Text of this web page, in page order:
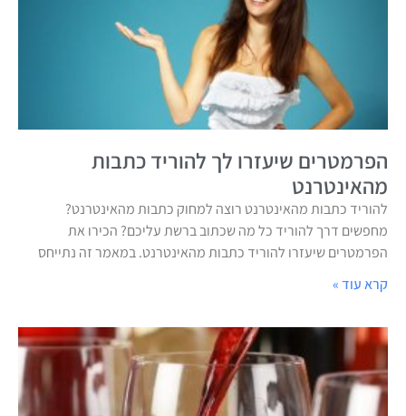
הפרמטרים שיעזרו לך להוריד כתבות
מהאינטרנט
להוריד כתבות מהאינטרנט רוצה למחוק כתבות מהאינטרנט?
מחפשים דרך להוריד כל מה שכתוב ברשת עליכם? הכירו את
הפרמטרים שיעזרו להוריד כתבות מהאינטרנט. במאמר זה נתייחס
קרא עוד »